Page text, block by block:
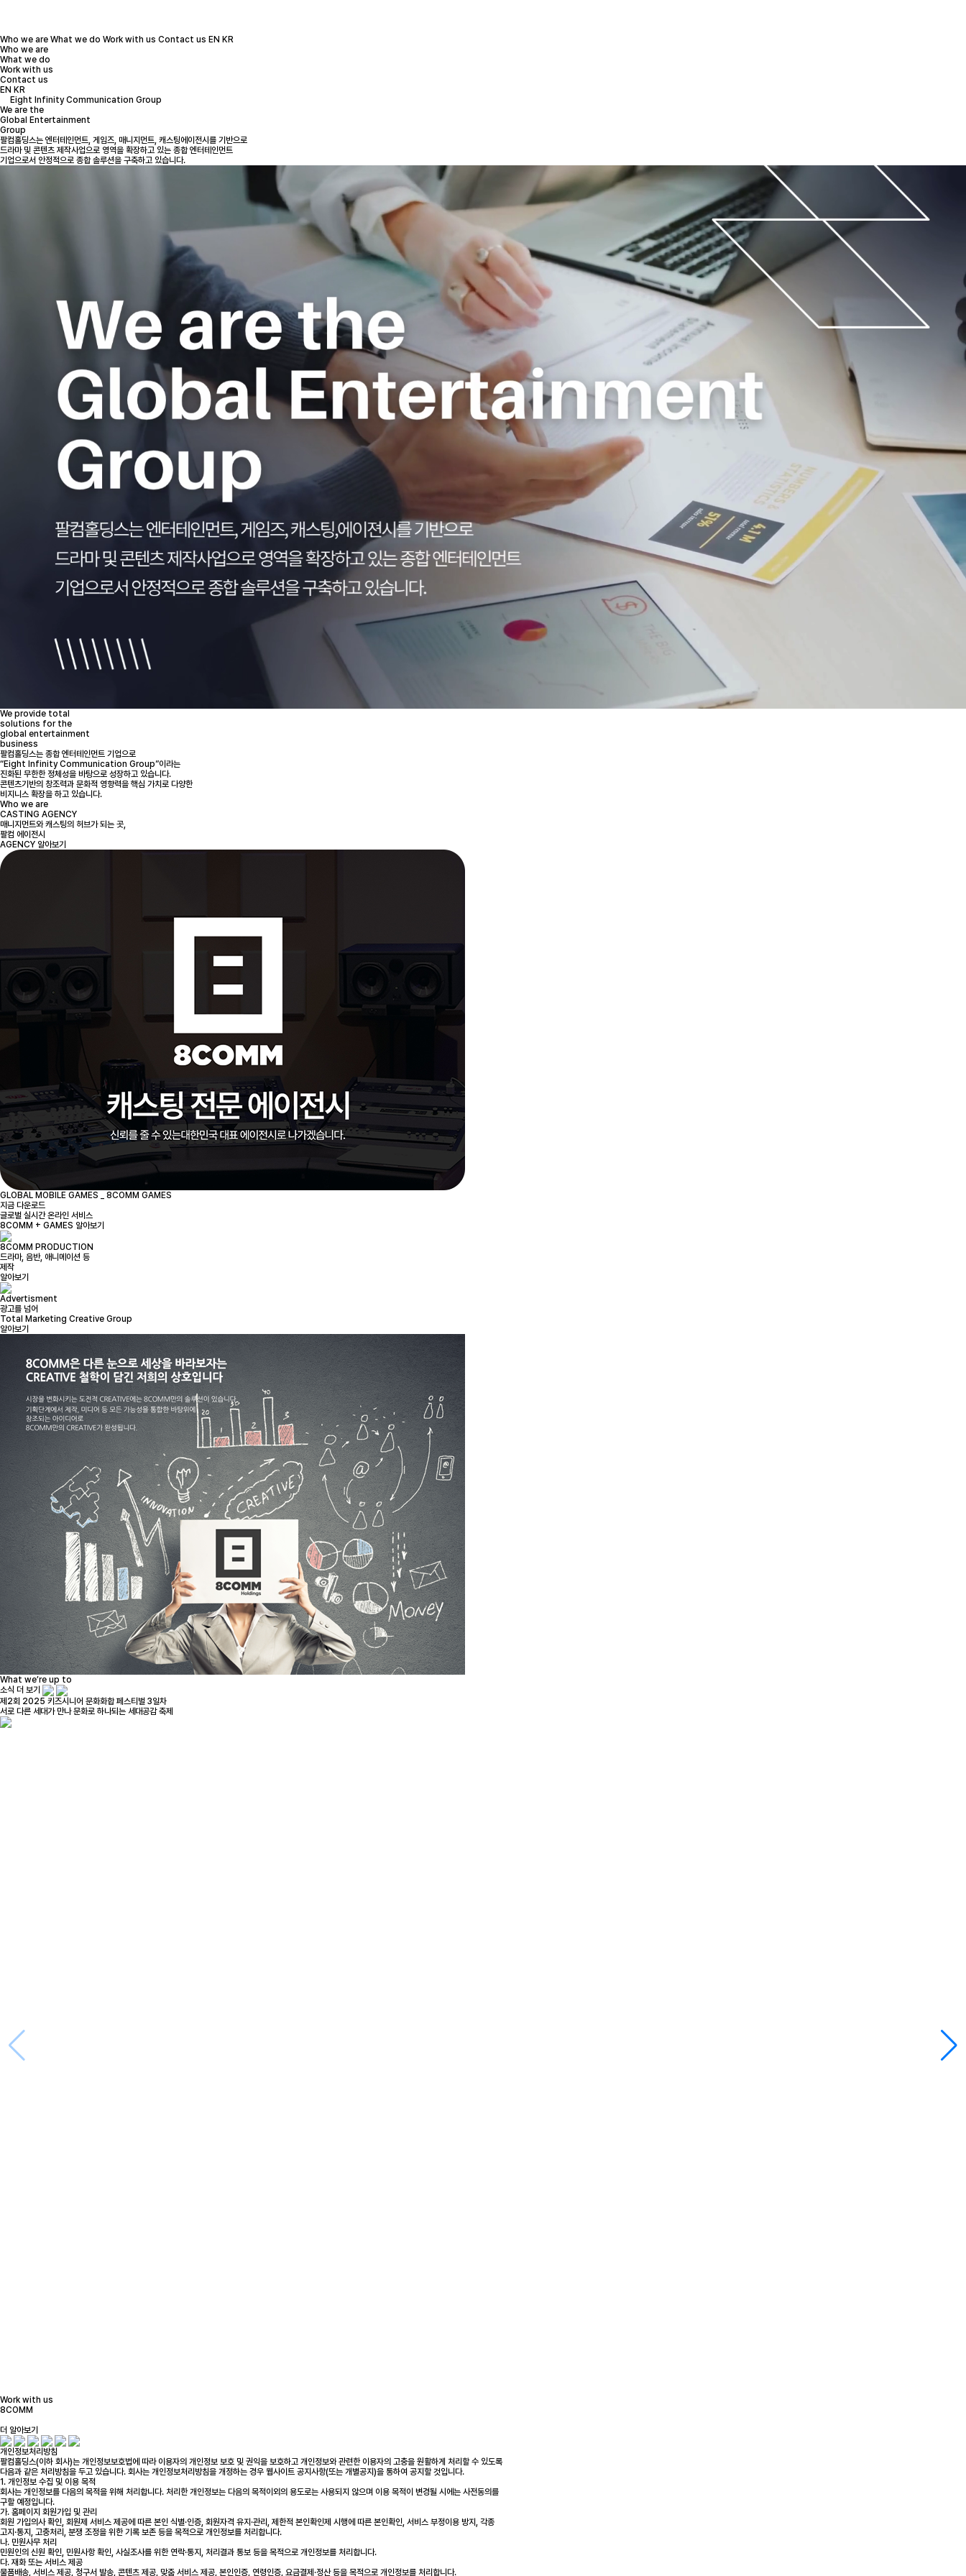
Who we are What we do Work with us Contact us EN KR
Who we are
What we do
Work with us
Contact us
EN KR
Eight Infinity Communication Group
We are the
Global Entertainment
Group
팔컴홀딩스는 엔터테인먼트, 게임즈, 매니지먼트, 캐스팅에이전시를 기반으로
드라마 및 콘텐츠 제작사업으로 영역을 확장하고 있는 종합 엔터테인먼트
기업으로서 안정적으로 종합 솔루션을 구축하고 있습니다.
We provide total
solutions for the
global entertainment
business
팔컴홀딩스는 종합 엔터테인먼트 기업으로
“Eight Infinity Communication Group”이라는
진화된 무한한 정체성을 바탕으로 성장하고 있습니다.
콘텐츠기반의 창조력과 문화적 영향력을 핵심 가치로 다양한
비지니스 확장을 하고 있습니다.
Who we are
CASTING AGENCY
매니지먼트와 캐스팅의 허브가 되는 곳,
팔컴 에이전시
AGENCY 알아보기
GLOBAL MOBILE GAMES _ 8COMM GAMES
지금 다운로드
글로벌 실시간 온라인 서비스
8COMM + GAMES 알아보기
8COMM PRODUCTION
드라마, 음반, 애니메이션 등
제작
알아보기
Advertisment
광고를 넘어
Total Marketing Creative Group
알아보기
What we’re up to
소식 더 보기
제2회 2025 키즈시니어 문화화합 페스티벌 3일차
서로 다른 세대가 만나 문화로 하나되는 세대공감 축제
Work with us
8COMM
더 알아보기
개인정보처리방침
팔컴홀딩스(이하 회사)는 개인정보보호법에 따라 이용자의 개인정보 보호 및 권익을 보호하고 개인정보와 관련한 이용자의 고충을 원활하게 처리할 수 있도록
다음과 같은 처리방침을 두고 있습니다. 회사는 개인정보처리방침을 개정하는 경우 웹사이트 공지사항(또는 개별공지)을 통하여 공지할 것입니다.
1. 개인정보 수집 및 이용 목적
회사는 개인정보를 다음의 목적을 위해 처리합니다. 처리한 개인정보는 다음의 목적이외의 용도로는 사용되지 않으며 이용 목적이 변경될 시에는 사전동의를
구할 예정입니다.
가. 홈페이지 회원가입 및 관리
회원 가입의사 확인, 회원제 서비스 제공에 따른 본인 식별·인증, 회원자격 유지·관리, 제한적 본인확인제 시행에 따른 본인확인, 서비스 부정이용 방지, 각종
고지·통지, 고충처리, 분쟁 조정을 위한 기록 보존 등을 목적으로 개인정보를 처리합니다.
나. 민원사무 처리
민원인의 신원 확인, 민원사항 확인, 사실조사를 위한 연락·통지, 처리결과 통보 등을 목적으로 개인정보를 처리합니다.
다. 재화 또는 서비스 제공
물품배송, 서비스 제공, 청구서 발송, 콘텐츠 제공, 맞춤 서비스 제공, 본인인증, 연령인증, 요금결제·정산 등을 목적으로 개인정보를 처리합니다.